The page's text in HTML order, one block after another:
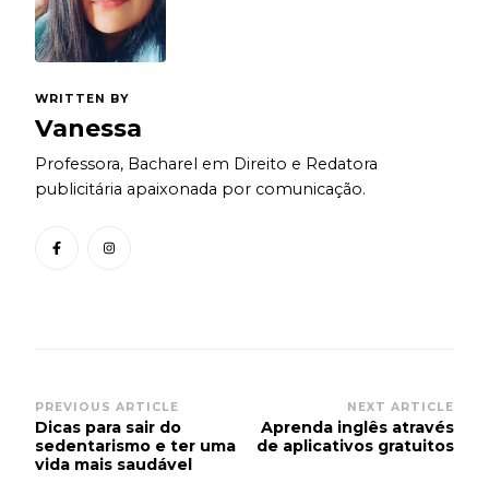
WRITTEN BY
Vanessa
Professora, Bacharel em Direito e Redatora
publicitária apaixonada por comunicação.
Post
Navigation
PREVIOUS ARTICLE
Dicas para sair do
sedentarismo e ter uma
vida mais saudável
NEXT ARTICLE
Aprenda inglês através
de aplicativos gratuitos